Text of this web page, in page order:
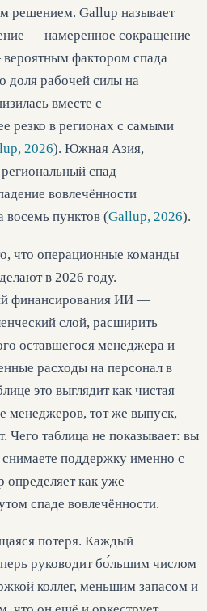
решением. Gallup называет
— намеренное сокращение
фактором спада
доля рабочей силы на
вместе с
резко в регионах с самыми
2026). Южная Азия,
спад
вовлечённости
пунктов (Gallup, 2026).
что операционные команды
в 2026 году.
финансирования ИИ —
слой, расширить
оставшегося менеджера и
расходы на персонал в
это выглядит как чистая
менеджеров, тот же выпуск,
таблица не показывает: вы
поддержку именно с
определяет как уже
спаде вовлечённости.
потеря. Каждый
руководит бо́льшим числом
коллег, меньшим запасом и